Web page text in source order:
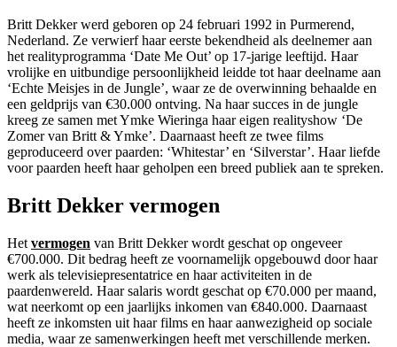
Britt Dekker werd geboren op 24 februari 1992 in Purmerend,
Nederland. Ze verwierf haar eerste bekendheid als deelnemer aan
het realityprogramma ‘Date Me Out’ op 17-jarige leeftijd. Haar
vrolijke en uitbundige persoonlijkheid leidde tot haar deelname aan
‘Echte Meisjes in de Jungle’, waar ze de overwinning behaalde en
een geldprijs van €30.000 ontving. Na haar succes in de jungle
kreeg ze samen met Ymke Wieringa haar eigen realityshow ‘De
Zomer van Britt & Ymke’. Daarnaast heeft ze twee films
geproduceerd over paarden: ‘Whitestar’ en ‘Silverstar’. Haar liefde
voor paarden heeft haar geholpen een breed publiek aan te spreken.
Britt Dekker vermogen
Het vermogen van Britt Dekker wordt geschat op ongeveer
€700.000. Dit bedrag heeft ze voornamelijk opgebouwd door haar
werk als televisiepresentatrice en haar activiteiten in de
paardenwereld. Haar salaris wordt geschat op €70.000 per maand,
wat neerkomt op een jaarlijks inkomen van €840.000. Daarnaast
heeft ze inkomsten uit haar films en haar aanwezigheid op sociale
media, waar ze samenwerkingen heeft met verschillende merken.